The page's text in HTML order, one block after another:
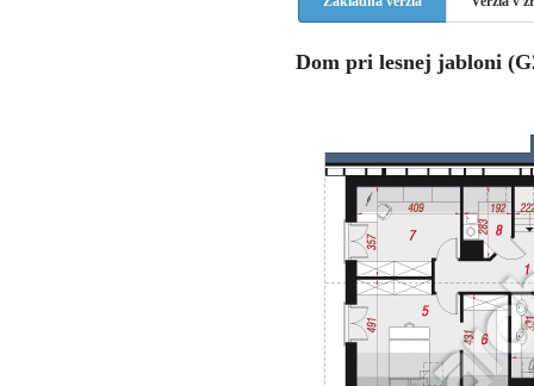
Dom pri lesnej jabloni